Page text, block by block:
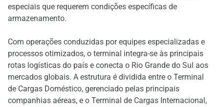
especiais que requerem condições específicas de
armazenamento.
Com operações conduzidas por equipes especializadas e
processos otimizados, o terminal integra-se às principais
rotas logísticas do país e conecta o Rio Grande do Sul aos
mercados globais. A estrutura é dividida entre o Terminal
de Cargas Doméstico, gerenciado pelas principais
companhias aéreas, e o Terminal de Cargas Internacional,